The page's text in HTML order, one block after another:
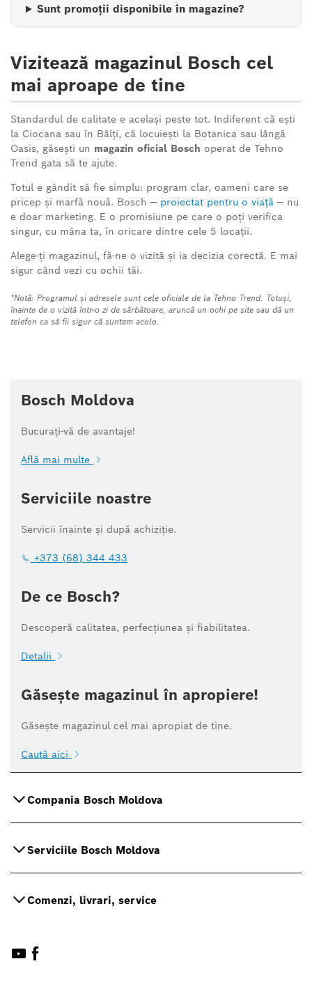
Sunt promoții disponibile în magazine?
Vizitează magazinul Bosch cel
mai aproape de tine
Standardul de calitate e același peste tot. Indiferent că ești
la Ciocana sau în Bălți, că locuiești la Botanica sau lângă
Oasis, găsești un magazin oficial Bosch operat de Tehno
Trend gata să te ajute.
Totul e gândit să fie simplu: program clar, oameni care se
pricep și marfă nouă. Bosch — proiectat pentru o viață — nu
e doar marketing. E o promisiune pe care o poți verifica
singur, cu mâna ta, în oricare dintre cele 5 locații.
Alege-ți magazinul, fă-ne o vizită și ia decizia corectă. E mai
sigur când vezi cu ochii tăi.
*Notă: Programul și adresele sunt cele oficiale de la Tehno Trend. Totuși,
înainte de o vizită într-o zi de sărbătoare, aruncă un ochi pe site sau dă un
telefon ca să fii sigur că suntem acolo.
Bosch Moldova
Bucurați-vă de avantaje!
Află mai multe
Serviciile noastre
Servicii înainte și după achiziție.
+373 (68) 344 433
De ce Bosch?
Descoperă calitatea, perfecțiunea și fiabilitatea.
Detalii
Găsește magazinul în apropiere!
Găsește magazinul cel mai apropiat de tine.
Caută aici
Compania Bosch Moldova
Serviciile Bosch Moldova
Comenzi, livrari, service